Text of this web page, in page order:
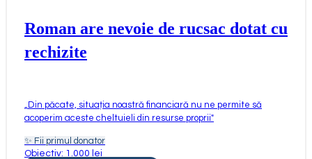
Roman are nevoie de rucsac dotat cu
rechizite
Din păcate, situația noastră financiară nu ne permite să
acoperim aceste cheltuieli din resurse proprii"
✨ Fii primul donator
Obiectiv: 1.000 lei